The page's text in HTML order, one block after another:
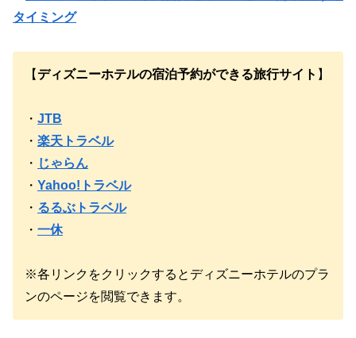
タイミング
【ディズニーホテルの宿泊予約ができる旅行サイト 】
・ JTB
・ 楽天トラベル
・ じゃらん
・ Yahoo!トラベル
・ るるぶトラベル
・ 一休
※各リンクをクリックするとディズニーホテルのプラ
ンのページを閲覧できます。